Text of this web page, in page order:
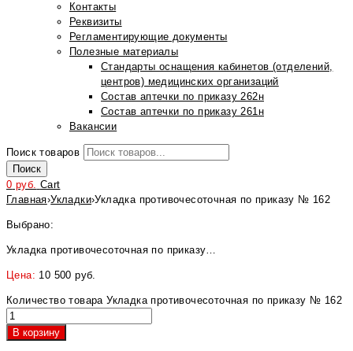
Контакты
Реквизиты
Регламентирующие документы
Полезные материалы
Стандарты оснащения кабинетов (отделений,
центров) медицинских организаций
Состав аптечки по приказу 262н
Состав аптечки по приказу 261н
Вакансии
Поиск товаров
Поиск
0 руб. Cart
Главная›Укладки›Укладка противочесоточная по приказу № 162
Выбрано:
Укладка противочесоточная по приказу…
Цена: 10 500 руб.
Количество товара Укладка противочесоточная по приказу № 162
В корзину